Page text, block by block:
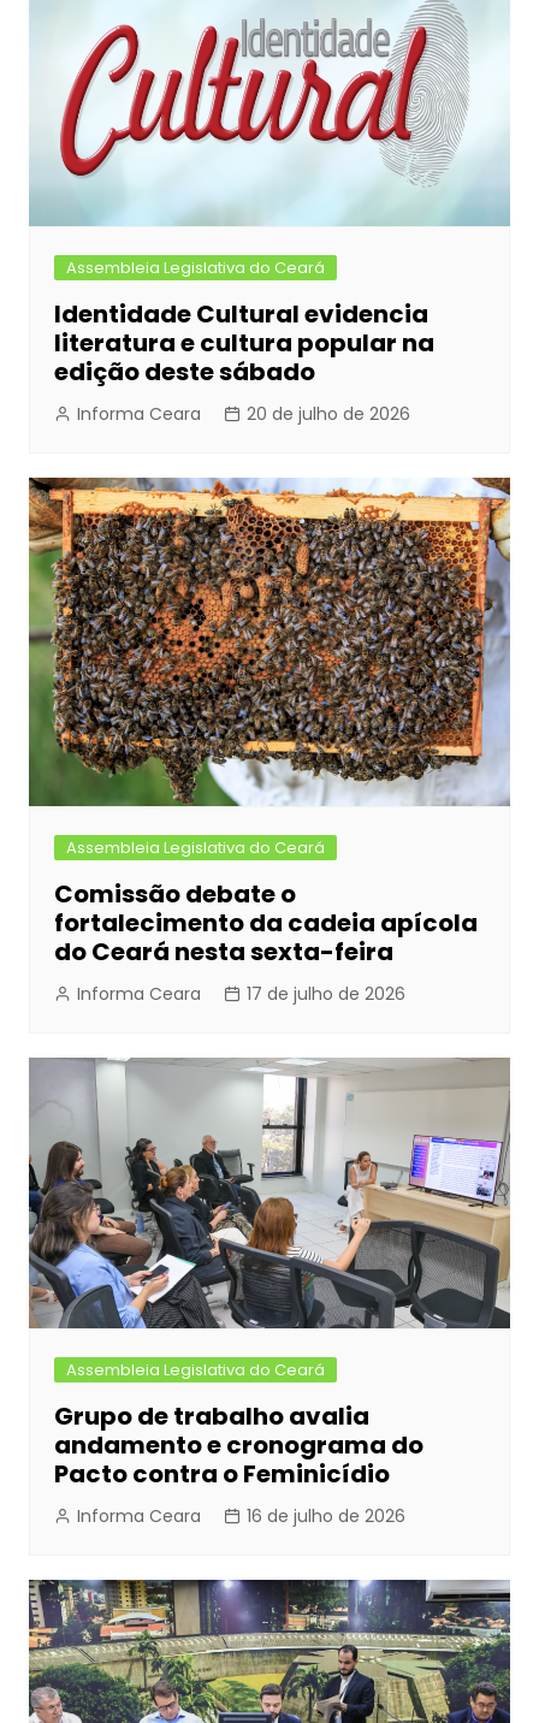
Assembleia Legislativa do Ceará
Identidade Cultural evidencia
literatura e cultura popular na
edição deste sábado
Informa Ceara 20 de julho de 2026
Assembleia Legislativa do Ceará
Comissão debate o
fortalecimento da cadeia apícola
do Ceará nesta sexta-feira
Informa Ceara 17 de julho de 2026
Assembleia Legislativa do Ceará
Grupo de trabalho avalia
andamento e cronograma do
Pacto contra o Feminicídio
Informa Ceara 16 de julho de 2026